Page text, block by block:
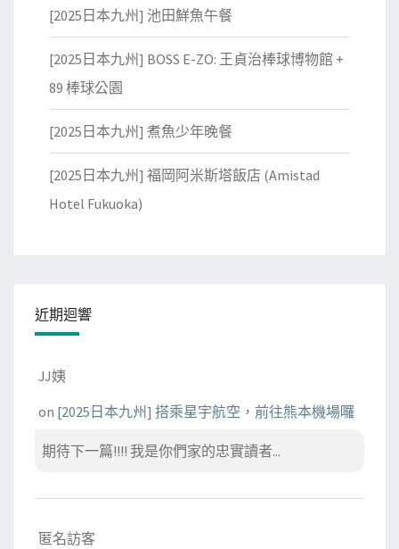
[2025日本九州] 池田鮮魚午餐
[2025日本九州] BOSS E-ZO: 王貞治棒球博物館 +
89 棒球公園
[2025日本九州] 煮魚少年晚餐
[2025日本九州] 福岡阿米斯塔飯店 (Amistad
Hotel Fukuoka)
近期迴響
JJ姨
on [2025日本九州] 搭乘星宇航空，前往熊本機場囉
期待下一篇!!!! 我是你們家的忠實讀者...
匿名訪客